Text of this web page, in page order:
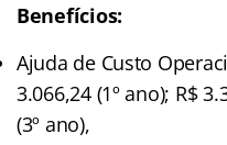
Benefícios:
Ajuda de Custo
3.066,24 (1º ano); R$
(3º ano),